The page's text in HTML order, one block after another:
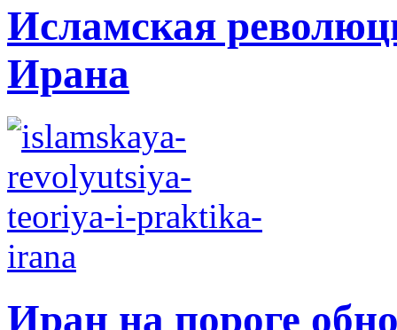
Исламская
Ирана
Иран на пороге